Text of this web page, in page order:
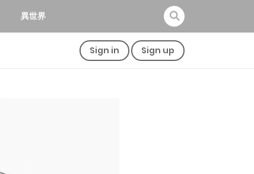
異世界
Sign in Sign up